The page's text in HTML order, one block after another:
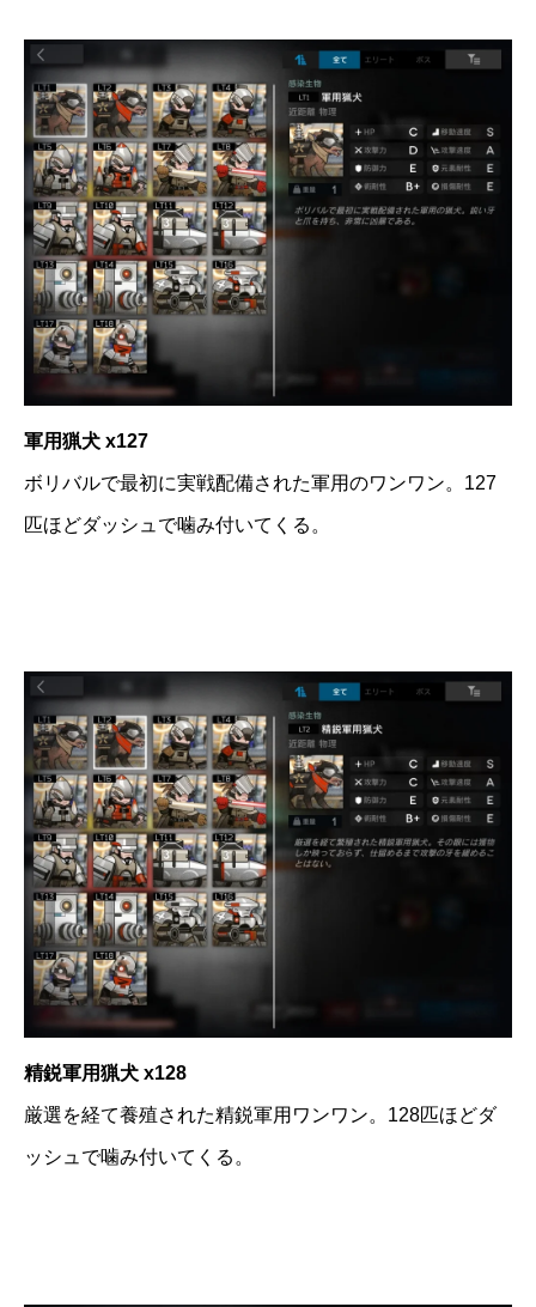
軍用猟犬 x127
ボリバルで最初に実戦配備された軍用のワンワン。127
匹ほどダッシュで噛み付いてくる。
精鋭軍用猟犬 x128
厳選を経て養殖された精鋭軍用ワンワン。128匹ほどダ
ッシュで噛み付いてくる。